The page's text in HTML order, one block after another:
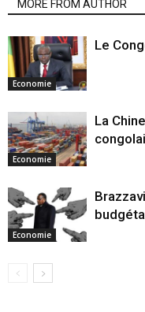
MORE FROM AUTHOR
Economie
Le
Economie
La
Economie